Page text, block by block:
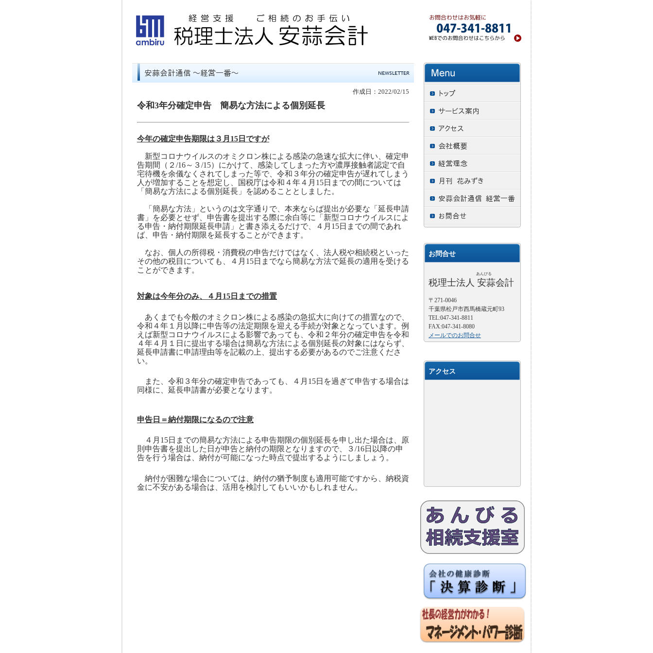
作成日：2022/02/15
令和3年分確定申告 簡易な方法による個別延長
今年の確定申告期限は３月 15 日ですが
新型コロナウイルスのオミクロン株による感染の急速な拡大に伴い、確定申
告期間（２ /16～３ /15）にかけて、感染してしまった方や濃厚接触者認定で自
宅待機を余儀なくされてしまった等で、令和３年分の確定申告が遅れてしまう
人が増加することを想定し、国税庁は令和４年４月 15日までの間については
「簡易な方法による個別延長」を認めることとしました。
「簡易な方法」というのは文字通りで、本来ならば提出が必要な「延長申請
書」を必要とせず、申告書を提出する際に余白等に「新型コロナウイルスによ
る申告・納付期限延長申請」と書き添えるだけで、４月 15日までの間であれ
ば、申告・納付期限を延長することができます。
なお、個人の所得税・消費税の申告だけではなく、法人税や相続税といった
その他の税目についても、４月 15日までなら簡易な方法で延長の適用を受ける
ことができます。
対象は今年分のみ、４月 15 日までの措置
あくまでも今般のオミクロン株による感染の急拡大に向けての措置なので、
令和４年１月以降に申告等の法定期限を迎える手続が対象となっています。例
えば新型コロナウイルスによる影響であっても、令和２年分の確定申告を令和
４年４月１日に提出する場合は簡易な方法による個別延長の対象にはならず、
延長申請書に申請理由等を記載の上、提出する必要があるのでご注意くださ
い。
また、令和３年分の確定申告であっても、４月 15日を過ぎて申告する場合は
同様に、延長申請書が必要となります。
申告日＝納付期限になるので注意
４月 15日までの簡易な方法による申告期限の個別延長を申し出た場合は、原
則申告書を提出した日が申告と納付の期限となりますので、３ /16日以降の申
告を行う場合は、納付が可能になった時点で提出するようにしましょう。
納付が困難な場合については、納付の猶予制度も適用可能ですから、納税資
金に不安がある場合は、活用を検討してもいいかもしれません。
お問合せ
あんびる
税理士法人 安蒜会計
〒271-0046
千葉県松戸市西馬橋蔵元町93
TEL:047-341-8811
FAX:047-341-8080
メールでのお問合せ
アクセス